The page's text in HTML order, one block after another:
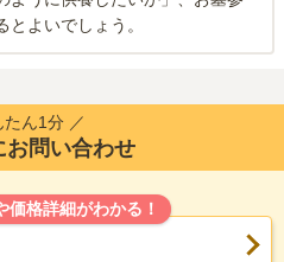
とよいでしょう。
たん1分 ／
お問い合わせ
価格詳細がわかる！